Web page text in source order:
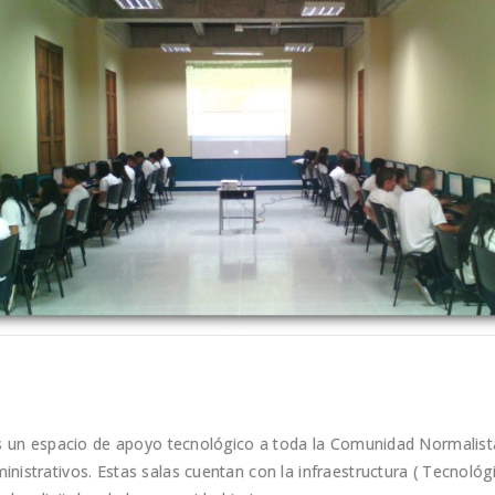
un espacio de apoyo tecnológico a toda la Comunidad
Estas salas cuentan con la infraestructura (